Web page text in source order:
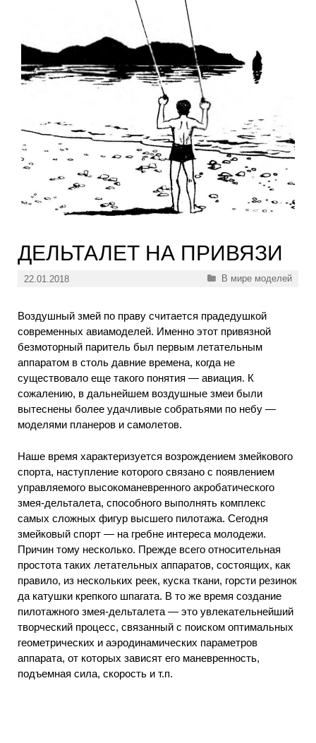
ДЕЛЬТАЛЕТ НА ПРИВЯЗИ
22.01.2018 Рубрики
В мире моделей
Воздушный змей по праву считается прадедушкой
современных авиамоделей. Именно этот привязной
безмоторный паритель был первым летательным
аппаратом в столь давние времена, когда не
существовало еще такого понятия — авиация. К
сожалению, в дальнейшем воздушные змеи были
вытеснены более удачливые собратьями по небу —
моделями планеров и самолетов.
Наше время характеризуется возрождением змейкового
спорта, наступление которого связано с появлением
управляемого высокоманевренного акробатического
змея-дельталета, способного выполнять комплекс
самых сложных фигур высшего пилотажа. Сегодня
змейковый спорт — на гребне интереса молодежи.
Причин тому несколько. Прежде всего относительная
простота таких летательных аппаратов, состоящих, как
правило, из нескольких реек, куска ткани, горсти резинок
да катушки крепкого шпагата. В то же время создание
пилотажного змея-дельталета — это увлекательнейший
творческий процесс, связанный с поиском оптимальных
геометрических и аэродинамических параметров
аппарата, от которых зависят его маневренность,
подъемная сила, скорость и т.п.